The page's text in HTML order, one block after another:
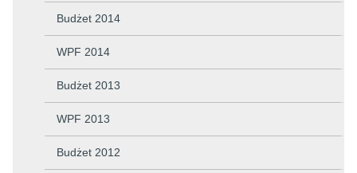
Budżet 2014
WPF 2014
Budżet 2013
WPF 2013
Budżet 2012